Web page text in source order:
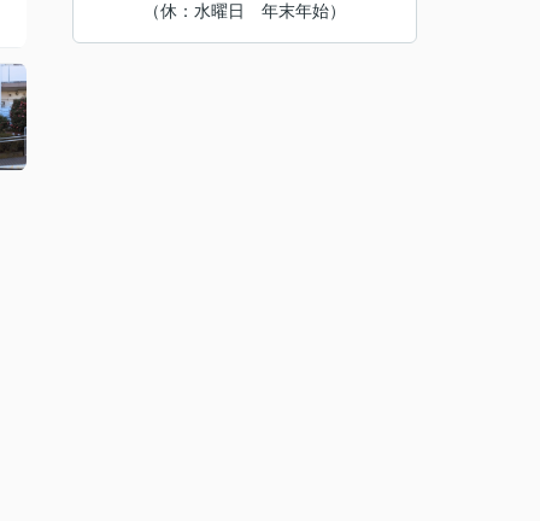
（休：水曜日 年末年始）